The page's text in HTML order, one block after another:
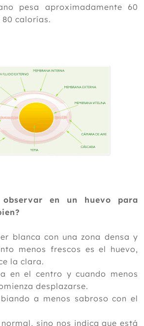
pesa aproximadamente 60
calorías.
observar en un huevo para
blanca con una zona densa y
menos frescos es el huevo,
la clara.
en el centro y cuando menos
desplazarse.
a menos sabroso con el
sino nos indica que está